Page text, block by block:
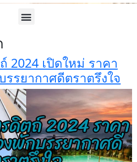
2024 เปิดใหม่ ราคา
รยากาศดีตราตรึงใจ